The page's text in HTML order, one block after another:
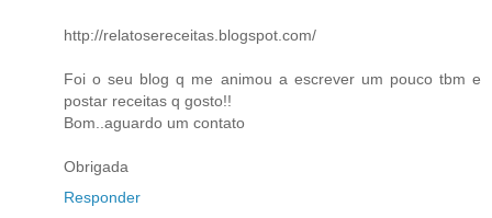
http://relatosereceitas.blogspot.com/
Foi o seu blog q me animou a escrever um pouco tbm e
postar receitas q gosto!!
Bom..aguardo um contato
Obrigada
Responder